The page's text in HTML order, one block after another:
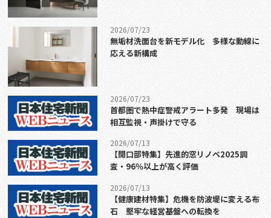
2026/07/23
無垢材洗面台を新モデル化 多様な動線に
応える新構成
2026/07/23
首都圏で熱中症警戒アラート多発 現場は
相互監視・声掛けで守る
2026/07/13
【開口部特集】先進的窓リノベ2025調
査・96％以上が高く評価
2026/07/13
【健康建材特集】危機を防波堤に変える布
石 堅牢な経営基盤への転換を